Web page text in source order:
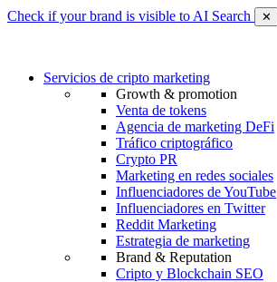
Check if your brand is visible to AI Search ✕
Servicios de cripto marketing
Growth & promotion
Venta de tokens
Agencia de marketing DeFi
Tráfico criptográfico
Crypto PR
Marketing en redes sociales
Influenciadores de YouTube
Influenciadores en Twitter
Reddit Marketing
Estrategia de marketing
Brand & Reputation
Cripto y Blockchain SEO